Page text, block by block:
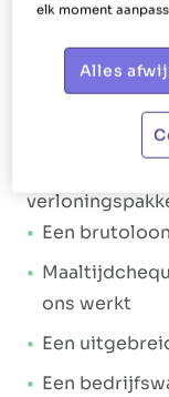
happy
de manier
en bijstaan.
Daarom krijg
niet alleen een
Een
ons werkt
Een
Een
elk moment
Alles